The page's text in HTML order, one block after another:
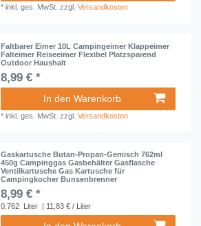
*inkl. ges. MwSt. zzgl.Versandkosten
Faltbarer Eimer 10L Campingeimer Klappeimer
Falteimer Reiseeimer Flexibel Platzsparend
Outdoor Haushalt
8,99 € *
In den Warenkorb
*inkl. ges. MwSt. zzgl.Versandkosten
Gaskartusche Butan-Propan-Gemisch 762ml
450g Campinggas Gasbehälter Gasflasche
Ventilkartusche Gas Kartusche für
Campingkocher Bunsenbrenner
8,99 € *
0.762 Liter | 11,83 € / Liter